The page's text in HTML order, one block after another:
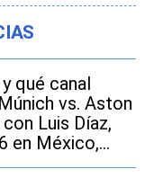
qué canal
vs. Aston
Luis Díaz,
en México,